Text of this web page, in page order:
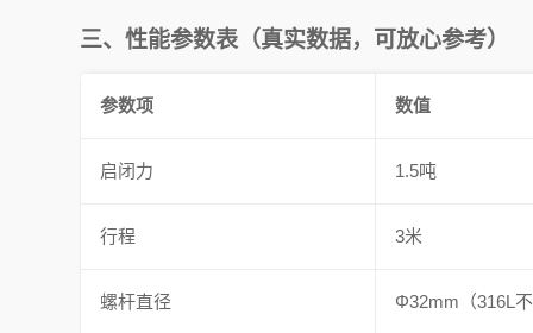
三、性能参数表（真实数据，可放心参考）
参数项 数值
启闭力 1.5吨
行程 3米
螺杆直径 Φ32mm（316L不